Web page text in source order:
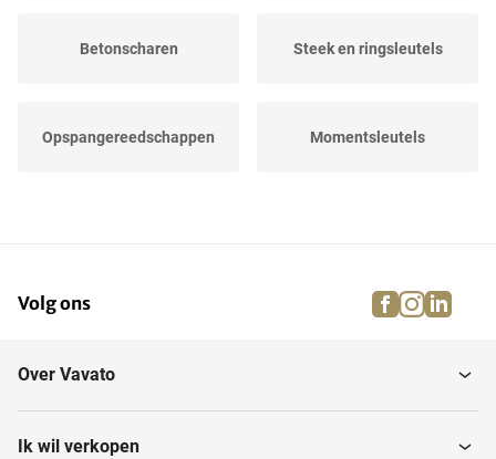
Betonscharen Steek en ringsleutels
Opspangereedschappen Momentsleutels
Draadsnijsets Doppensets
Volg ons facebook
Over Vavato
Ik wil verkopen